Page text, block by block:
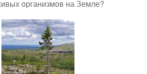
организмов на Земле?